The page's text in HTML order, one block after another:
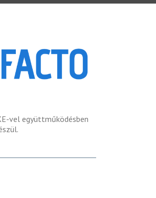
vel együttműködésben